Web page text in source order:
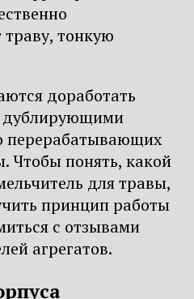
тонкую
доработать
дублирующими
перерабатывающих
Чтобы понять, какой
для травы,
принцип работы
с отзывами
агрегатов.